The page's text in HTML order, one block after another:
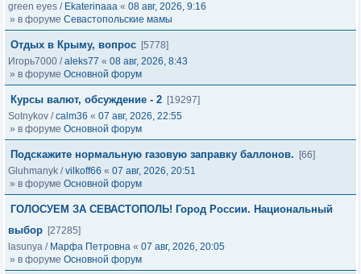
green eyes / Ekaterinaaa « 08 авг, 2026, 9:16
» в форуме Севастопольские мамы
Отдых в Крыму, вопрос [5778]
Игорь7000 /aleks77 « 08 авг, 2026, 8:43
» в форуме Основной форум
Курсы валют, обсуждение - 2 [19297]
Sotnykov /calm36 « 07 авг, 2026, 22:55
» в форуме Основной форум
Подскажите нормальную газовую заправку баллонов.
[66]
Gluhmanyk /vilkoff66 « 07 авг, 2026, 20:51
» в форуме Основной форум
ГОЛОСУЕМ ЗА СЕВАСТОПОЛЬ! Город России. Национальный
выбор [27285]
lasunya / Марфа Петровна « 07 авг, 2026, 20:05
» в форуме Основной форум